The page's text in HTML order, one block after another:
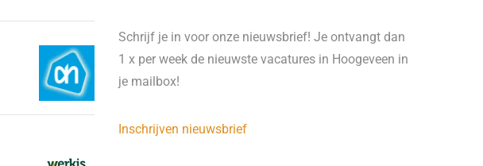
Schrijf je in voor onze nieuwsbrief! Je ontvangt dan
1 x per week de nieuwste vacatures in Hoogeveen in
je mailbox!
Inschrijven nieuwsbrief